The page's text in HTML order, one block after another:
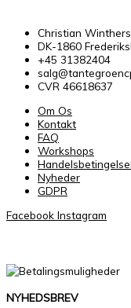
Christian
DK-1860
+45 31382404
CVR 46618637
Om Os
Kontakt
FAQ
Workshops
Nyheder
GDPR
Facebook Instagram
NYHEDSBREV